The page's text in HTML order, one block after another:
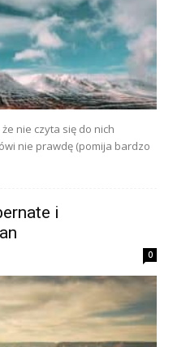
nie czyta się do nich
nie prawdę (pomija bardzo
i
0